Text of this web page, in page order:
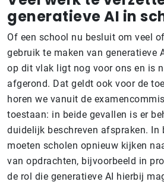
generatieve AI in
Of een school nu besluit om veel
gebruik te maken van generatieve
op dit vlak ligt nog voor ons en is
afgerond. Dat geldt ook voor de
horen we vanuit de
toestaan: in beide gevallen is er
duidelijk beschreven afspraken. In
moeten scholen opnieuw kijken
van opdrachten, bijvoorbeeld in
de rol die generatieve AI hierbij